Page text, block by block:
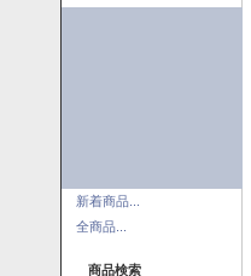
新着商品...
全商品...
商品検索